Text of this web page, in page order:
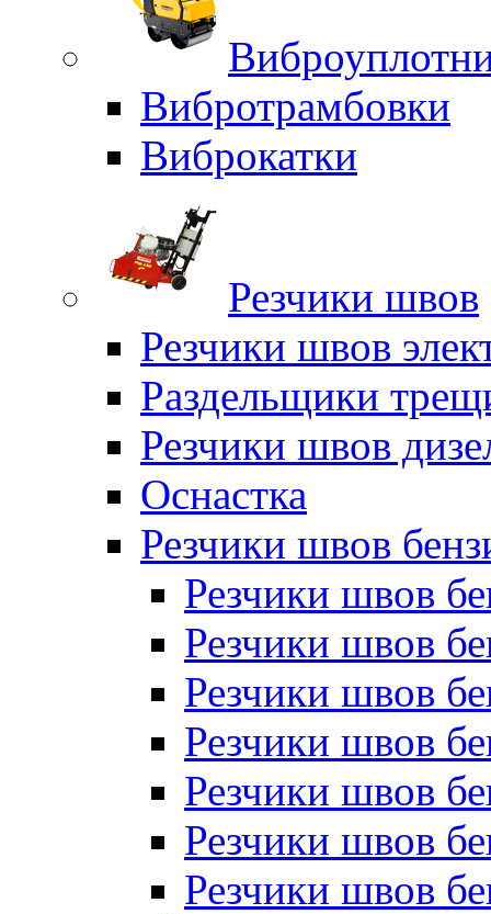
Вибротрамбовки
Виброкатки
Резчики швов
Резчики швов
Раздельщики
Резчики швов
Оснастка
Резчики швов
Резчики швов
Резчики швов
Резчики швов
Резчики швов
Резчики швов
Резчики швов
Резчики швов